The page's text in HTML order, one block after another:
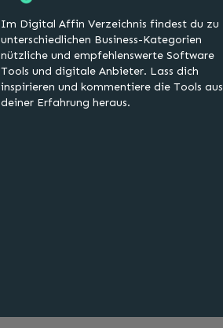
Im Digital Affin Verzeichnis findest du zu
unterschiedlichen Business-Kategorien
nützliche und empfehlenswerte Software
Tools und digitale Anbieter. Lass dich
inspirieren und kommentiere die Tools aus
deiner Erfahrung heraus.